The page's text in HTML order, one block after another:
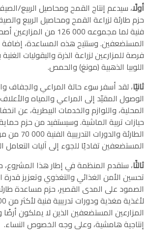
أولًا، سيدعم إنتاج القمح ومحاصيل الربيع/
حزم طارئة لزراعة القمح ومحاصيل الربيع
فنية لما مجموعه 000 126 من
المستضعفين. وستتيح هذه المساعدة، إضافة
فرصة للمزارعين لزراعة الذرة والبقوليات الغنية
اللوبيا الذهبية (مونغ) والحمص.
ثانيًا، لقد أسفر سوء حالة المراعي والجفاف
الوصول المقيّد إلى المراعي والمياه
المحلية، واللوازم والخدمات البيطرية، عن
حيازات تربية الماشية. وسيستفيد من حزم حماية
الطارئة
المستضعفين تفاديًا للجوء إلى آليات
ثالثًا، ستقدم المنظمة في إطار هذا المشروع،
تحسين الأمن الغذائي والتغذوي وتعزيز قدرة
الصمود على المدى القصير، حزم مساعدة طارئة
المزارعين المستضعفين الذين لا يملكون
إنتاجية هامشية، وعلى وجه الخصوص النساء.